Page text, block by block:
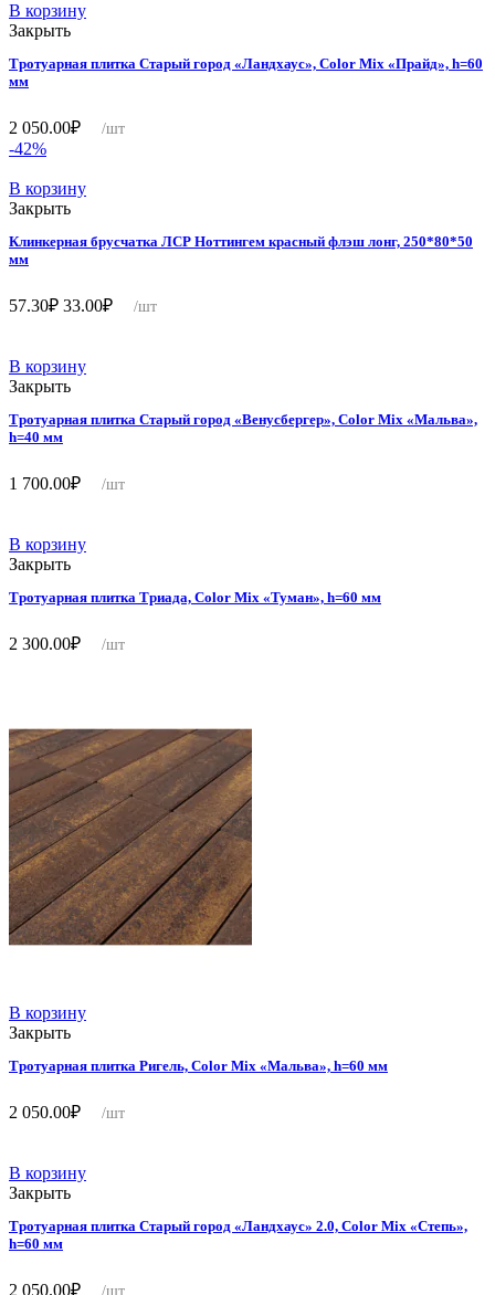
В корзину
Закрыть
Тротуарная плитка Старый город «Ландхаус», Color Mix «Прайд», h=60
мм
2 050.00₽ /шт
-42%
В корзину
Закрыть
Клинкерная брусчатка ЛСР Ноттингем красный флэш лонг, 250*80*50
мм
57.30₽ цена
33.00₽цена:
/шт
В корзину
Закрыть
Тротуарная плитка Старый город «Венусбергер», Color Mix «Мальва»,
h=40 мм
1 700.00₽ /шт
В корзину
Закрыть
Тротуарная плитка Триада, Color Mix «Туман», h=60 мм
2 300.00₽ /шт
В корзину
Закрыть
Тротуарная плитка Ригель, Color Mix «Мальва», h=60 мм
2 050.00₽ /шт
В корзину
Закрыть
Тротуарная плитка Старый город «Ландхаус» 2.0, Color Mix «Степь»,
h=60 мм
2 050.00₽ /шт